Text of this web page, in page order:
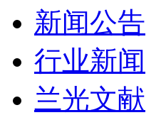
新闻公告
行业新闻
兰光文献